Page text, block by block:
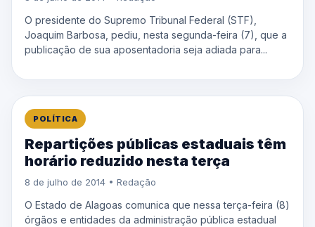
O presidente do Supremo Tribunal Federal (STF),
Joaquim Barbosa, pediu, nesta segunda-feira (7), que a
publicação de sua aposentadoria seja adiada para...
POLÍTICA
Repartições públicas estaduais têm
horário reduzido nesta terça
8 de julho de 2014 • Redação
O Estado de Alagoas comunica que nessa terça-feira (8)
órgãos e entidades da administração pública estadual